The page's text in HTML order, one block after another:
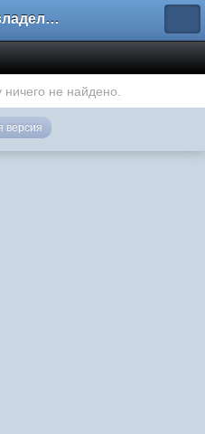
Форум владельцев интернет-магазинов
не найдено.
версия